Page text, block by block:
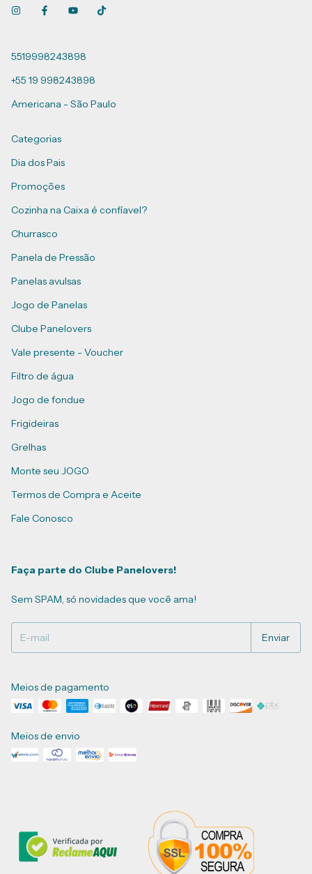
5519998243898
+55 19 998243898
Americana - São Paulo
Categorias
Dia dos Pais
Promoções
Cozinha na Caixa é confíavel?
Churrasco
Panela de Pressão
Panelas avulsas
Jogo de Panelas
Clube Panelovers
Vale presente - Voucher
Filtro de água
Jogo de fondue
Frigideiras
Grelhas
Monte seu JOGO
Termos de Compra e Aceite
Fale Conosco
Faça parte do Clube Panelovers!
Sem SPAM, só novidades que você ama!
Meios de pagamento
Meios de envio